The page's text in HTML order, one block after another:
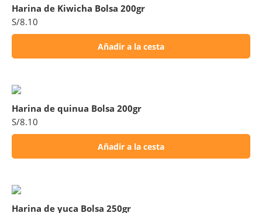
Harina de Kiwicha Bolsa 200gr
S/8.10
Añadir a la cesta
Harina de quinua Bolsa 200gr
S/8.10
Añadir a la cesta
Harina de yuca Bolsa 250gr